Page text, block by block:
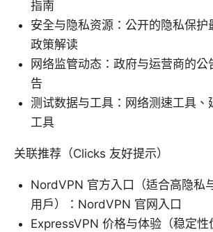
指南
安全与隐私资源：公开的隐私保护
政策解读
网络监管动态：政府与运营商的公
告
测试数据与工具：网络测速工具、
工具
关联推荐（Clicks 友好提示）
NordVPN 官方入口（适合高隐私
用户）：NordVPN 官网入口
ExpressVPN 价格与体验（稳定性